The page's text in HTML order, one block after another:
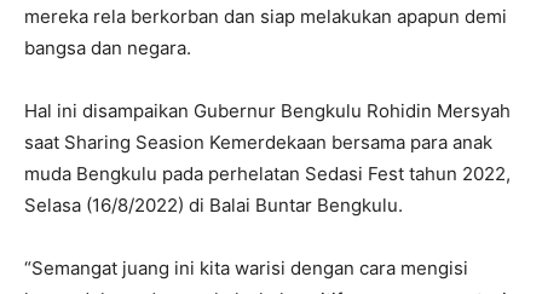
mereka rela berkorban dan siap melakukan apapun demi
bangsa dan negara.
Hal ini disampaikan Gubernur Bengkulu Rohidin Mersyah
saat Sharing Seasion Kemerdekaan bersama para anak
muda Bengkulu pada perhelatan Sedasi Fest tahun 2022,
Selasa (16/8/2022) di Balai Buntar Bengkulu.
“Semangat juang ini kita warisi dengan cara mengisi